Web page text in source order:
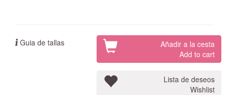
Guia de tallas
Añadir a la cesta
Add to cart
Lista de deseos
Wishlist